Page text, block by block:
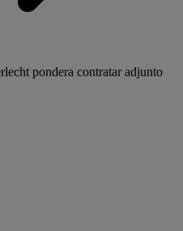
pondera contratar adjunto